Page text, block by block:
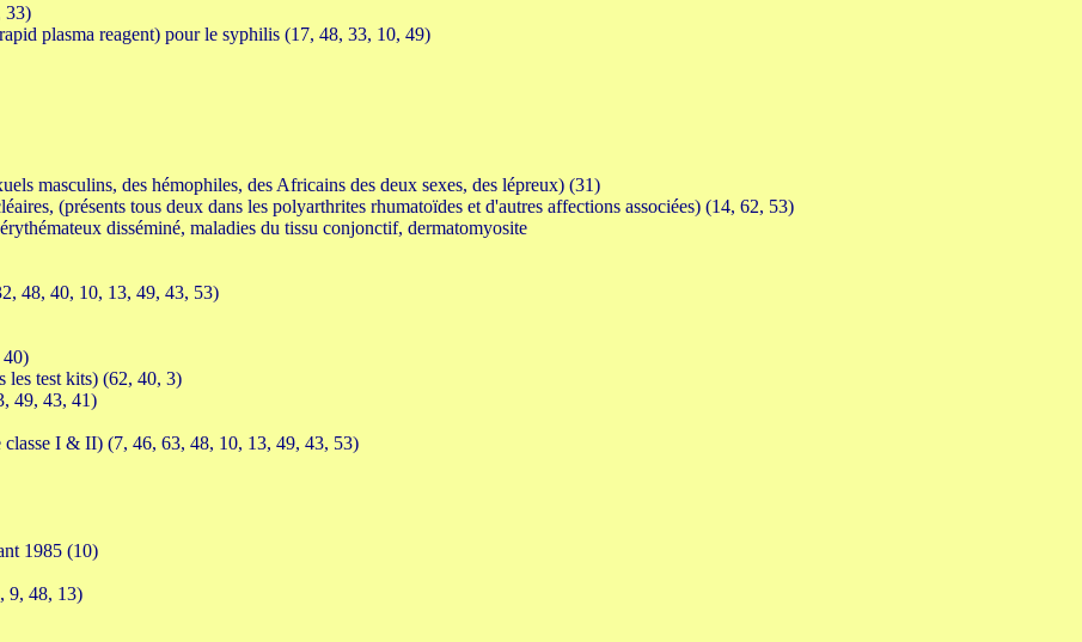
33)
plasma reagent) pour le syphilis (17, 48, 33, 10, 49)
masculins, des hémophiles, des Africains des deux sexes, des lépreux) (31)
(présents tous deux dans les polyarthrites rhumatoïdes et d'autres affections associées) (14, 62, 53)
disséminé, maladies du tissu conjonctif, dermatomyosite
48, 40, 10, 13, 49, 43, 53)
40)
les test kits) (62, 40, 3)
49, 43, 41)
I & II) (7, 46, 63, 48, 10, 13, 49, 43, 53)
1985 (10)
9, 48, 13)